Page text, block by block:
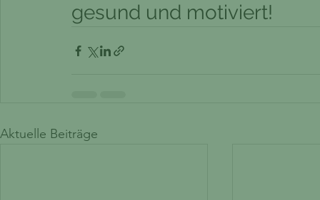
gesund und motiviert!
Aktuelle Beiträge